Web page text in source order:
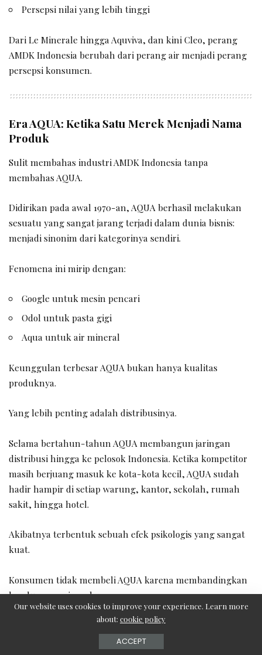
Persepsi nilai yang lebih tinggi
Dari Le Minerale hingga Aquviva, dan kini Cleo, perang
AMDK Indonesia berubah dari perang air menjadi perang
persepsi konsumen.
Era AQUA: Ketika Satu Merek Menjadi Nama
Produk
Sulit membahas industri AMDK Indonesia tanpa
membahas AQUA.
Didirikan pada awal 1970-an, AQUA berhasil melakukan
sesuatu yang sangat jarang terjadi dalam dunia bisnis:
menjadi sinonim dari kategorinya sendiri.
Fenomena ini mirip dengan:
Google untuk mesin pencari
Odol untuk pasta gigi
Aqua untuk air mineral
Keunggulan terbesar AQUA bukan hanya kualitas
produknya.
Yang lebih penting adalah distribusinya.
Selama bertahun-tahun AQUA membangun jaringan
distribusi hingga ke pelosok Indonesia. Ketika kompetitor
masih berjuang masuk ke kota-kota kecil, AQUA sudah
hadir hampir di setiap warung, kantor, sekolah, rumah
sakit, hingga hotel.
Akibatnya terbentuk sebuah efek psikologis yang sangat
kuat.
Konsumen tidak membeli AQUA karena membandingkan
kandungan mineralnya.
Mereka membeli AQUA karena AQUA adalah pilihan yang
paling dikenal, paling mudah ditemukan, dan paling
Our website uses cookies to improve your experience. Learn more
about: cookie policy
ACCEPT